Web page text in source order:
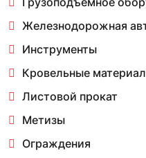
Железнодорожная
Инструменты
Кровельные
Листовой прокат
Метизы
Ограждения